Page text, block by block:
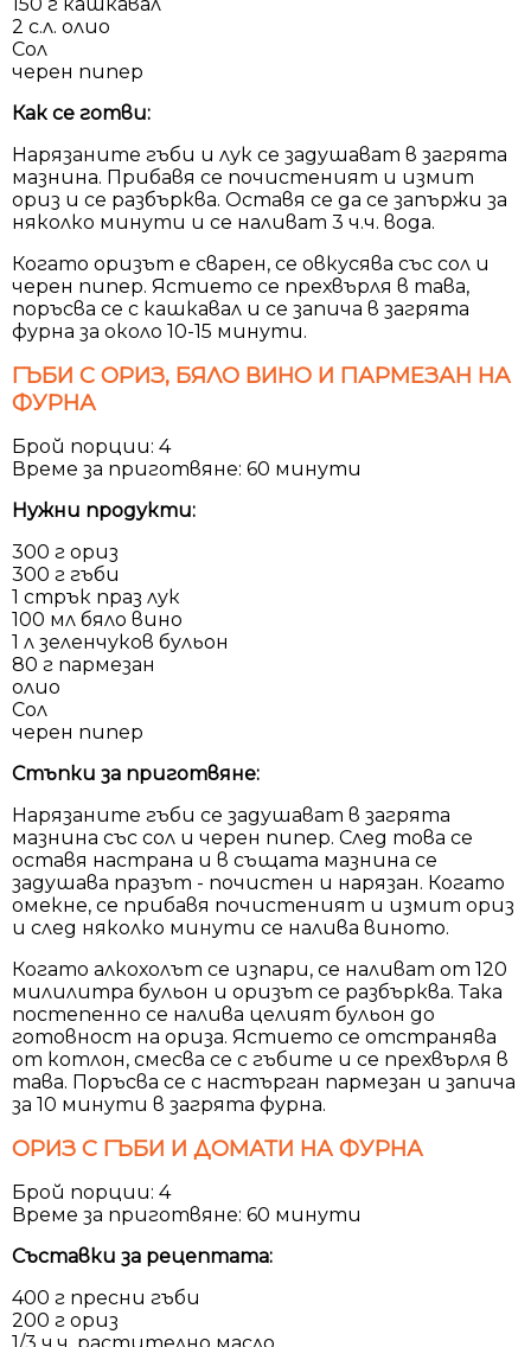
2 с.л. олио
Сол
черен пипер
Как се готви:
Нарязаните гъби и лук се задушават в загрята
мазнина. Прибавя се почистеният и измит
ориз и се разбърква. Оставя се да се запържи за
няколко минути и се наливат 3 ч.ч. вода.
Когато оризът е сварен, се овкусява със сол и
черен пипер. Ястието се прехвърля в тава,
поръсва се с кашкавал и се запича в загрята
фурна за около 10-15 минути.
ГЪБИ С ОРИЗ, БЯЛО ВИНО И ПАРМЕЗАН НА
ФУРНА
Брой порции: 4
Време за приготвяне: 60 минути
Нужни продукти:
300 г ориз
300 г гъби
1 стрък праз лук
100 мл бяло вино
1 л зеленчуков бульон
80 г пармезан
олио
Сол
черен пипер
Стъпки за приготвяне:
Нарязаните гъби се задушават в загрята
мазнина със сол и черен пипер. След това се
оставя настрана и в същата мазнина се
задушава празът - почистен и нарязан. Когато
омекне, се прибавя почистеният и измит ориз
и след няколко минути се налива виното.
Когато алкохолът се изпари, се наливат от 120
милилитра бульон и оризът се разбърква. Така
постепенно се налива целият бульон до
готовност на ориза. Ястието се отстранява
от котлон, смесва се с гъбите и се прехвърля в
тава. Поръсва се с настърган пармезан и запича
за 10 минути в загрята фурна.
ОРИЗ С ГЪБИ И ДОМАТИ НА ФУРНА
Брой порции: 4
Време за приготвяне: 60 минути
Съставки за рецептата:
400 г пресни гъби
200 г ориз
1/3 ч.ч. растително масло